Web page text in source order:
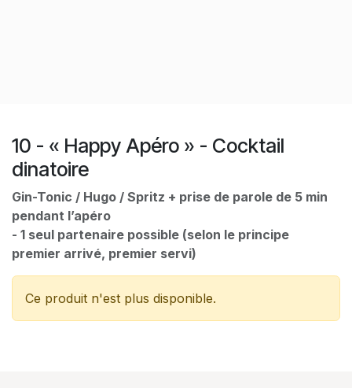
10 - « Happy Apéro » - Cocktail
dinatoire
Gin-Tonic / Hugo / Spritz + prise de parole de 5 min
pendant l’apéro
- 1 seul partenaire possible (selon le principe
premier arrivé, premier servi)
Ce produit n'est plus disponible.